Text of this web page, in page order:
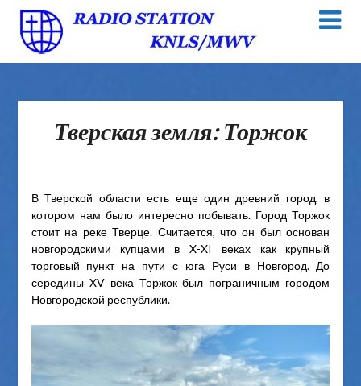
Тверская земля: Торжок
В Тверской области есть еще один древний город, в
котором нам было интересно побывать. Город Торжок
стоит на реке Тверце. Считается, что он был основан
новгородскими купцами в X-XI веках как крупный
торговый пункт на пути с юга Руси в Новгород. До
середины XV века Торжок был пограничным городом
Новгородской республики.